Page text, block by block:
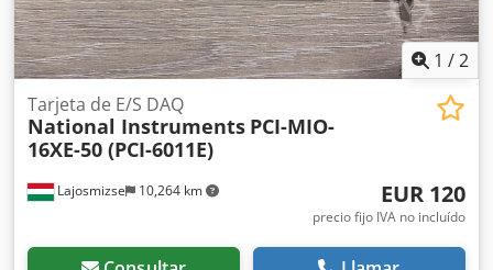
desde Hungría. Disponible envío internacional.
Empaquetado cuidadosamente con protección
antiestática.
1 /2
Lajosmizse 10,264 km
Tarjeta de E/S DAQ
National Instruments PCI-MIO-
16XE-50 (PCI-6011E)
EUR 120
precio fijo IVA no incluído